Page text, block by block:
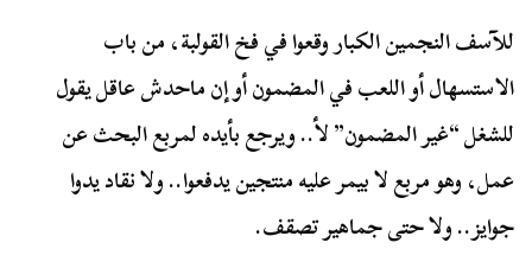
للآسف النجمين الكبار وقعوا في فخ القولبة، من باب
الاستسهال أو اللعب في المضمون أو إن ماحدش عاقل يقول
للشغل “غير المضمون” لأ.. ويرجع بأيده لمربع البحث عن
عمل، وهو مربع لا بيمر عليه منتجين يدفعوا.. ولا نقاد يدوا
جوايز.. ولا حتى جماهير تصقف.